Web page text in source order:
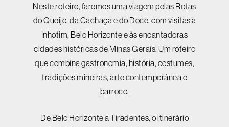
Neste roteiro, faremos uma viagem pelas Rotas
do Queijo, da Cachaça e do Doce, com visitas a
Inhotim, Belo Horizonte e às encantadoras
cidades históricas de Minas Gerais. Um roteiro
que combina gastronomia, história, costumes,
tradições mineiras, arte contemporânea e
barroco.
De Belo Horizonte a Tiradentes, o itinerário